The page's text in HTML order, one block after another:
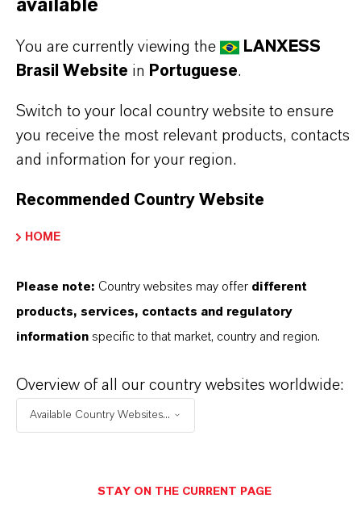
Jarinu
+55 114016-8002
ENVIAR UMA MENSAGEM
available
You are currently viewing the
LANXESS
Brasil Website in Portuguese.
Switch to your local country website to ensure
you receive the most relevant products, contacts
and information for your region.
Recommended Country Website
HOME
Please note: Country websites may offer different
products, services, contacts and regulatory
information specific to that market, country and region.
Overview of all our country websites worldwide:
Available Country Websites...
STAY ON THE CURRENT PAGE